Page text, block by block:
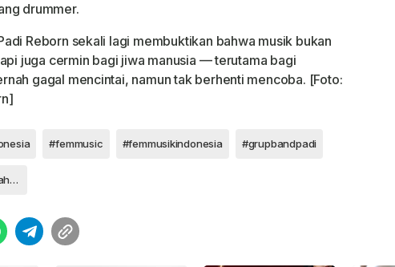
drummer.
Reborn sekali lagi membuktikan bahwa musik bukan
juga cermin bagi jiwa manusia — terutama bagi
gagal mencintai, namun tak berhenti mencoba. [Foto:
#femmusic #femmusikindonesia #grupbandpadi
#padireborn #25tahunpadi